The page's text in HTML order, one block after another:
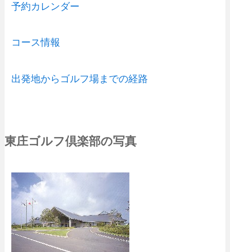
予約カレンダー
コース情報
出発地からゴルフ場までの経路
東庄ゴルフ倶楽部の写真